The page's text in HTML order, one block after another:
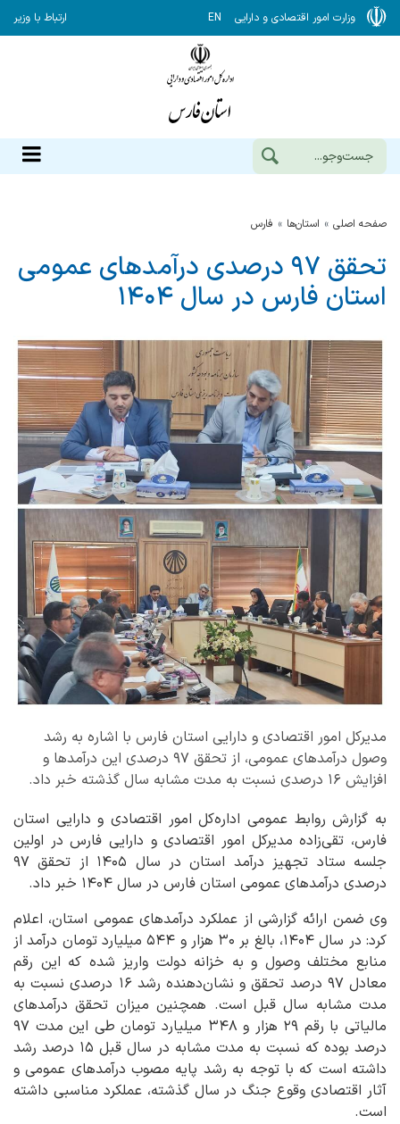
وزارت امور اقتصادی و دارایی EN ارتباط با وزیر
صفحه اصلی استان‌ها فارس
تحقق ۹۷ درصدی درآمدهای عمومی
استان فارس در سال ۱۴۰۴
مدیرکل امور اقتصادی و دارایی استان فارس با اشاره به رشد
وصول درآمدهای عمومی، از تحقق ۹۷ درصدی این درآمدها و
افزایش ۱۶ درصدی نسبت به مدت مشابه سال گذشته خبر داد.
به گزارش روابط عمومی اداره‌کل امور اقتصادی و دارایی استان
فارس، تقی‌زاده مدیرکل امور اقتصادی و دارایی فارس در اولین
جلسه ستاد تجهیز درآمد استان در سال ۱۴۰۵ از تحقق ۹۷
درصدی درآمدهای عمومی استان فارس در سال ۱۴۰۴ خبر داد.
وی ضمن ارائه گزارشی از عملکرد درآمدهای عمومی استان، اعلام
کرد: در سال ۱۴۰۴، بالغ بر ۳۰ هزار و ۵۴۴ میلیارد تومان درآمد از
منابع مختلف وصول و به خزانه دولت واریز شده که این رقم
معادل ۹۷ درصد تحقق و نشان‌دهنده رشد ۱۶ درصدی نسبت به
مدت مشابه سال قبل است. همچنین میزان تحقق درآمدهای
مالیاتی با رقم ۲۹ هزار و ۳۴۸ میلیارد تومان طی این مدت ۹۷
درصد بوده که نسبت به مدت مشابه در سال قبل ۱۵ درصد رشد
داشته است که با توجه به رشد پایه مصوب درآمدهای عمومی و
آثار اقتصادی وقوع جنگ در سال گذشته، عملکرد مناسبی داشته
است.